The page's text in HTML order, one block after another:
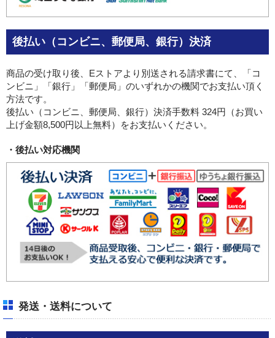
後払い（コンビニ、郵便局、銀行）決済
商品の受け取り後、Eストアより別送される請求書にて、「コ
ンビニ」「銀行」「郵便局」のいずれかの機関でお支払い頂く
方法です。
後払い（コンビニ、郵便局、銀行）決済手数料 324円（お買い
上げ金額8,500円以上無料）をお支払いください。
・後払い対応機関
発送・送料について